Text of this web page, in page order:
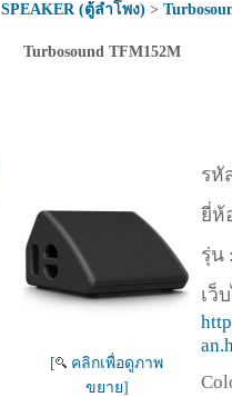
SPEAKER (ตู้ลำโพง) >
Turbosound TFM152M
[
คลิกเพื่อดูภาพ
ขยาย]
รหั
ยี่ห้
รุ่น
เว็